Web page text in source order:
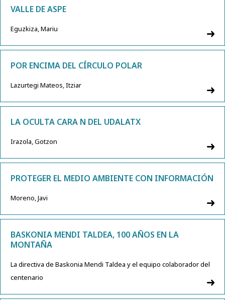
VALLE DE ASPE
Eguzkiza, Mariu
POR ENCIMA DEL CÍRCULO POLAR
Lazurtegi Mateos, Itziar
LA OCULTA CARA N DEL UDALATX
Irazola, Gotzon
PROTEGER EL MEDIO AMBIENTE CON INFORMACIÓN
Moreno, Javi
BASKONIA MENDI TALDEA, 100 AÑOS EN LA
MONTAÑA
La directiva de Baskonia Mendi Taldea y el equipo colaborador del
centenario